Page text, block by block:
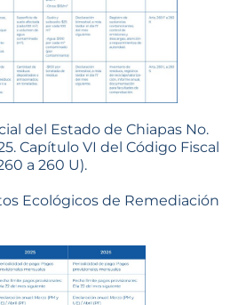
del Estado de Chiapas No.
Capítulo VI del Código Fiscal
a 260 U).
Ecológicos de Remediación